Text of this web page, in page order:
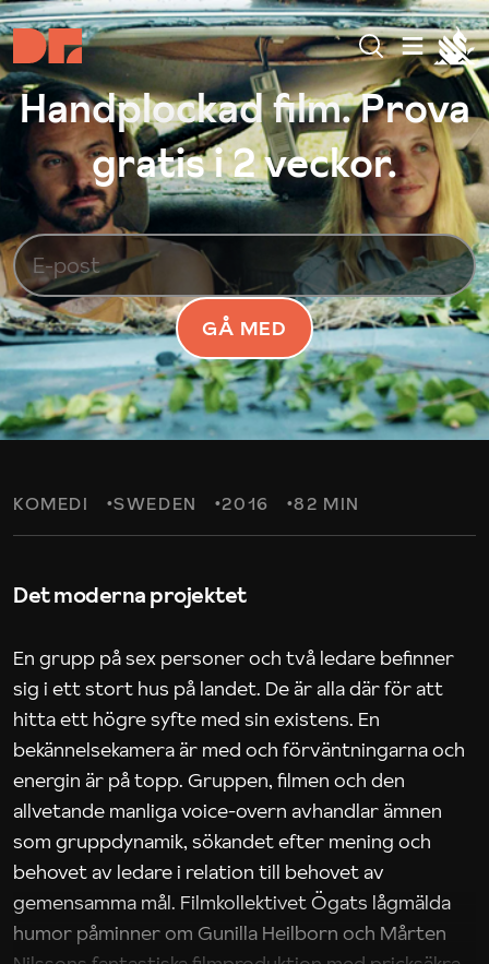
Handplockad film. Prova
gratis i 2 veckor.
GÅ MED
KOMEDI SWEDEN 2016 82 MIN
Det moderna projektet
En grupp på sex personer och två ledare befinner
sig i ett stort hus på landet. De är alla där för att
hitta ett högre syfte med sin existens. En
bekännelsekamera är med och förväntningarna och
energin är på topp. Gruppen, filmen och den
allvetande manliga voice-overn avhandlar ämnen
som gruppdynamik, sökandet efter mening och
behovet av ledare i relation till behovet av
gemensamma mål. Filmkollektivet Ögats lågmälda
humor påminner om Gunilla Heilborn och Mårten